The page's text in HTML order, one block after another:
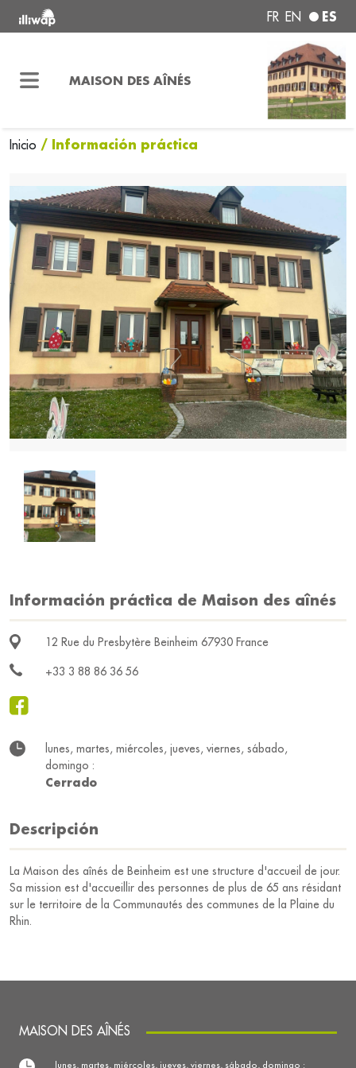
FR EN ES
MAISON DES AÎNÉS
Inicio / Información práctica
Información práctica de Maison des aînés
12 Rue du Presbytère Beinheim 67930 France
+33 3 88 86 36 56
lunes, martes, miércoles, jueves, viernes, sábado,
domingo :
Cerrado
Descripción
La Maison des aînés de Beinheim est une structure d'accueil de jour.
Sa mission est d'accueillir des personnes de plus de 65 ans résidant
sur le territoire de la Communautés des communes de la Plaine du
Rhin.
MAISON DES AÎNÉS
lunes, martes, miércoles, jueves, viernes, sábado, domingo :